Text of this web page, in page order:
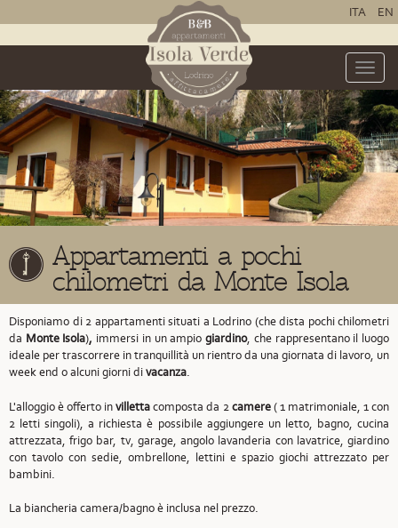
ITA EN
Toggle
Appartamenti a pochi
chilometri da Monte Isola
Disponiamo di 2 appartamenti situati a Lodrino (che dista pochi chilometri
da Monte Isola), immersi in un ampiogiardino, che rappresentano il luogo
ideale per trascorrere in tranquillità un rientro da una giornata di lavoro, un
week end o alcuni giorni divacanza.
L'alloggio è offerto invillettacomposta da 2camere( 1 matrimoniale, 1 con
2 letti singoli), a richiesta è possibile aggiungere un letto, bagno, cucina
attrezzata, frigo bar, tv, garage, angolo lavanderia con lavatrice, giardino
con tavolo con sedie, ombrellone, lettini e spazio giochi attrezzato per
bambini.
La biancheria camera/bagno è inclusa nel prezzo.